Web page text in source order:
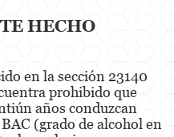
Condicional
HECHO
en la sección 23140
prohibido que
años conduzcan
(grado de alcohol en